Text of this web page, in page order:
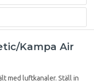
Kampa Air
med luftkanaler. Ställ in